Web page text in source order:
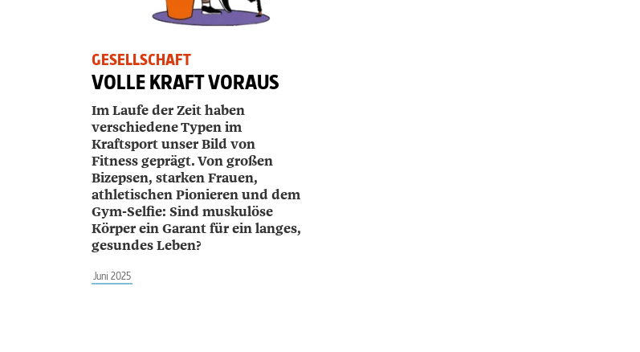
GESELLSCHAFT
VOLLE KRAFT VORAUS
Im Laufe der Zeit haben
verschiedene Typen im
Kraftsport unser Bild von
Fitness geprägt. Von großen
Bizepsen, starken Frauen,
athletischen Pionieren und dem
Gym-Selfie: Sind muskulöse
Körper ein Garant für ein langes,
gesundes Leben?
Juni 2025